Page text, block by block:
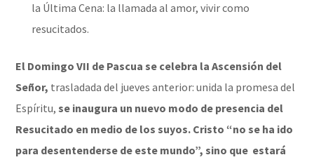
la Última Cena: la llamada al amor, vivir como
resucitados.
El Domingo VII de Pascua se celebra la Ascensión del
Señor, trasladada del jueves anterior: unida la promesa del
Espíritu,se inaugura un nuevo modo de presencia del
Resucitado en medio de los suyos. Cristo “no se ha ido
para desentenderse de este mundo”, sino que estará